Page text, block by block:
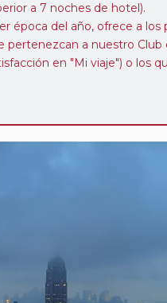
a 7 noches de hotel).
época del año, ofrece a los
pertenezcan a nuestro
en "Mi viaje") o los